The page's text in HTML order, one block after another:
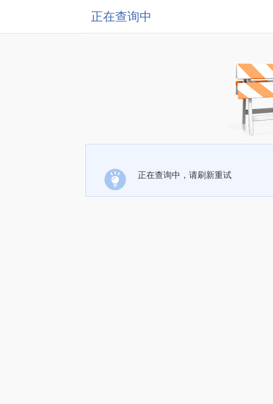
正在查询中
正在查询中，请刷新重试